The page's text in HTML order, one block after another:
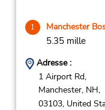
1 Manchester
5.35 mille
Adresse :
1 Airport Rd,
Manchester, NH,
03103, United